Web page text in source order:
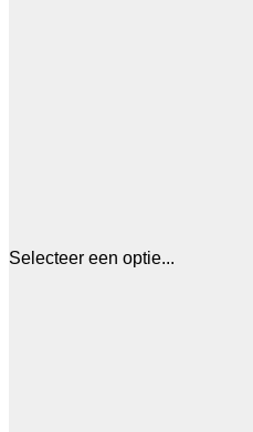
Selecteer een optie...